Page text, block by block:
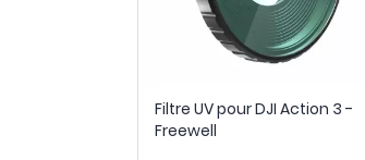
Filtre UV pour DJI Action 3 -
Freewell